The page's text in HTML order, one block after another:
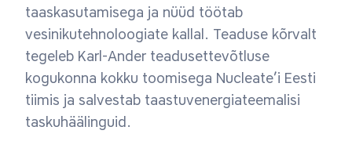
taaskasutamisega ja nüüd töötab
vesinikutehnoloogiate kallal. Teaduse kõrvalt
tegeleb Karl-Ander teadusettevõtluse
kogukonna kokku toomisega Nucleate’i Eesti
tiimis ja salvestab taastuvenergiateemalisi
taskuhäälinguid.